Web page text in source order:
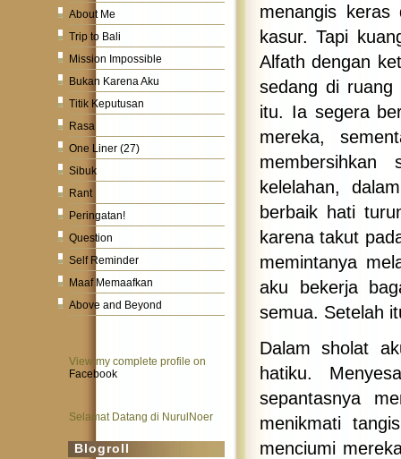
About Me
Trip to Bali
Mission Impossible
Bukan Karena Aku
Titik Keputusan
Rasa
One Liner (27)
Sibuk
Rant
Peringatan!
Question
Self Reminder
Maaf Memaafkan
Above and Beyond
View my complete profile on
Facebook
Selamat Datang di NurulNoer
Blogroll
menangis
kasur. Tapi
Alfath dengan
sedang di ruang
itu. Ia segera
mereka,
kelelahan,
berbaik hati
karena takut
memintanya
aku bekerja
semua. Setelah
Dalam sholat
hatiku.
sepantasnya
menikmati
menciumi